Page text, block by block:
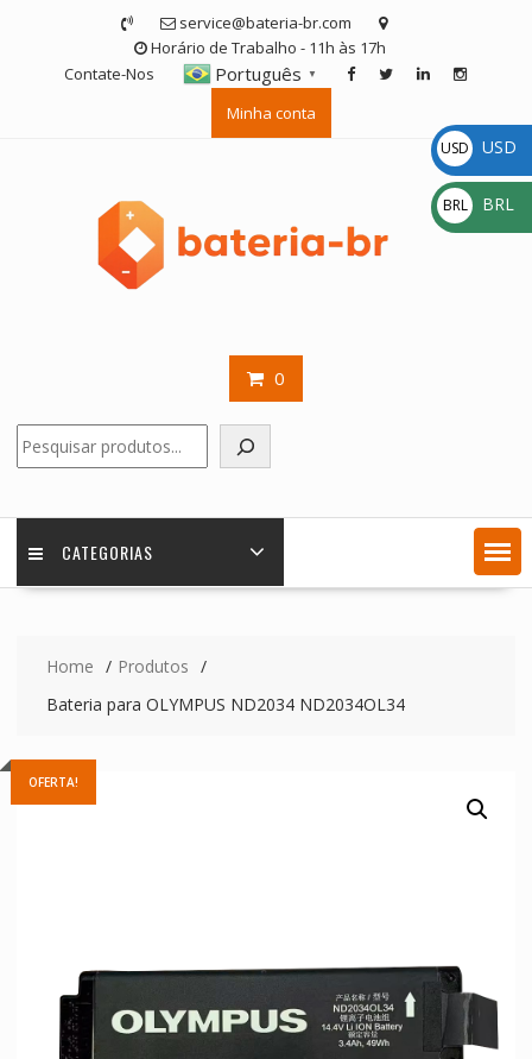
service@bateria-br.com
Horário de Trabalho - 11h às 17h
Contate-Nos
Português ▼
Minha conta
0
CATEGORIAS
Home
Produtos
Bateria para OLYMPUS ND2034 ND2034OL34
OFERTA!
USD
$
USD
BRL
R$
BRL